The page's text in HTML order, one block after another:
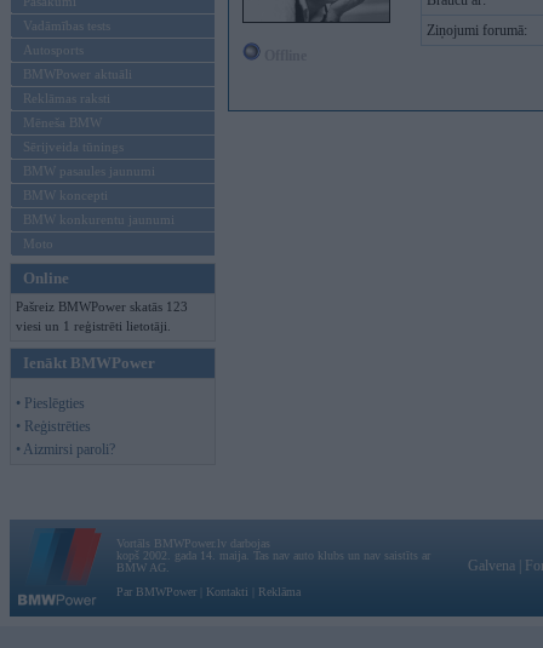
Vadāmības tests
Autosports
BMWPower aktuāli
Reklāmas raksti
Mēneša BMW
Sērijveida tūnings
BMW pasaules jaunumi
BMW koncepti
BMW konkurentu jaunumi
Moto
Online
Pašreiz BMWPower skatās 123
viesi un 1 reģistrēti lietotāji.
Ienākt BMWPower
• Pieslēgties
• Reģistrēties
• Aizmirsi paroli?
Ziņojumi forumā:
Vortāls BMWPower.lv darbojas
kopš 2002. gada 14. maija. Tas nav auto klubs un nav saistīts ar
BMW AG.
Par BMWPower
Kontakti Reklāma
Galvena